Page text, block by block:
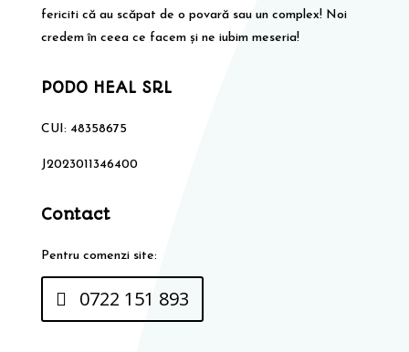
fericiti că au scăpat de o povară sau un complex! Noi
credem în ceea ce facem și ne iubim meseria!
PODO HEAL SRL
CUI: 48358675
J2023011346400
Contact
Pentru comenzi site:
0722 151 893